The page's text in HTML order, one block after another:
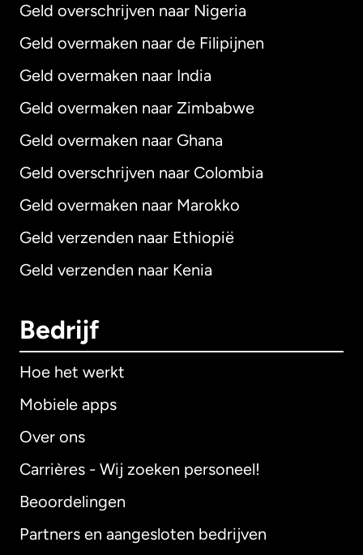
Geld overschrijven naar Nigeria
Geld overmaken naar de Filipijnen
Geld overmaken naar India
Geld overmaken naar Zimbabwe
Geld overmaken naar Ghana
Geld overschrijven naar Colombia
Geld overmaken naar Marokko
Geld verzenden naar Ethiopië
Geld verzenden naar Kenia
Bedrijf
Hoe het werkt
Mobiele apps
Over ons
Carrières - Wij zoeken personeel!
Beoordelingen
Partners en aangesloten bedrijven